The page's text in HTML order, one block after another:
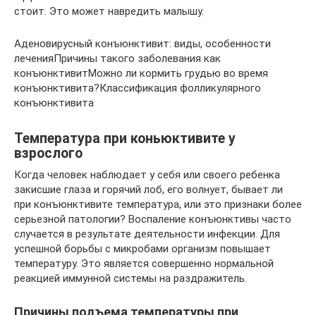
стоит. Это может навредить малышу.
Аденовирусный конъюнктивит: виды, особенности
леченияПричины такого заболевания как
конъюнктивитМожно ли кормить грудью во время
конъюнктивита?Классификация фолликулярного
конъюнктивита
Температура при коньюктивите у
взрослого
Когда человек наблюдает у себя или своего ребенка
закисшие глаза и горячий лоб, его волнует, бывает ли
при конъюнктивите температура, или это признаки более
серьезной патологии? Воспаление конъюнктивы часто
случается в результате деятельности инфекции. Для
успешной борьбы с микробами организм повышает
температуру. Это является совершенно нормальной
реакцией иммунной системы на раздражитель.
Причины подъема температуры при